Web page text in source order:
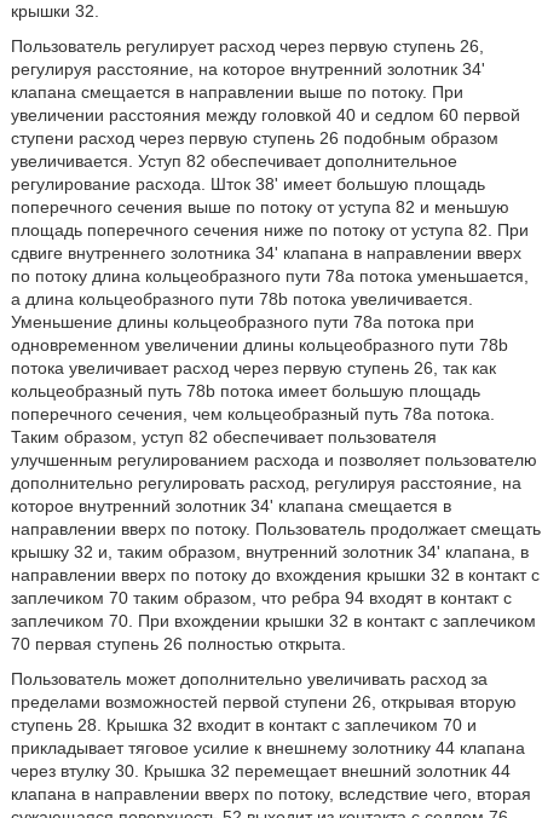
крышки 32.
Пользователь регулирует расход через первую ступень 26,
регулируя расстояние, на которое внутренний золотник 34'
клапана смещается в направлении выше по потоку. При
увеличении расстояния между головкой 40 и седлом 60 первой
ступени расход через первую ступень 26 подобным образом
увеличивается. Уступ 82 обеспечивает дополнительное
регулирование расхода. Шток 38' имеет большую площадь
поперечного сечения выше по потоку от уступа 82 и меньшую
площадь поперечного сечения ниже по потоку от уступа 82. При
сдвиге внутреннего золотника 34' клапана в направлении вверх
по потоку длина кольцеобразного пути 78a потока уменьшается,
а длина кольцеобразного пути 78b потока увеличивается.
Уменьшение длины кольцеобразного пути 78a потока при
одновременном увеличении длины кольцеобразного пути 78b
потока увеличивает расход через первую ступень 26, так как
кольцеобразный путь 78b потока имеет большую площадь
поперечного сечения, чем кольцеобразный путь 78a потока.
Таким образом, уступ 82 обеспечивает пользователя
улучшенным регулированием расхода и позволяет пользователю
дополнительно регулировать расход, регулируя расстояние, на
которое внутренний золотник 34' клапана смещается в
направлении вверх по потоку. Пользователь продолжает смещать
крышку 32 и, таким образом, внутренний золотник 34' клапана, в
направлении вверх по потоку до вхождения крышки 32 в контакт с
заплечиком 70 таким образом, что ребра 94 входят в контакт с
заплечиком 70. При вхождении крышки 32 в контакт с заплечиком
70 первая ступень 26 полностью открыта.
Пользователь может дополнительно увеличивать расход за
пределами возможностей первой ступени 26, открывая вторую
ступень 28. Крышка 32 входит в контакт с заплечиком 70 и
прикладывает тяговое усилие к внешнему золотнику 44 клапана
через втулку 30. Крышка 32 перемещает внешний золотник 44
клапана в направлении вверх по потоку, вследствие чего, вторая